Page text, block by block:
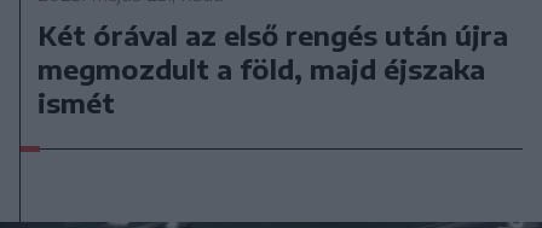
Két órával az első rengés után újra
megmozdult a föld, majd éjszaka
ismét